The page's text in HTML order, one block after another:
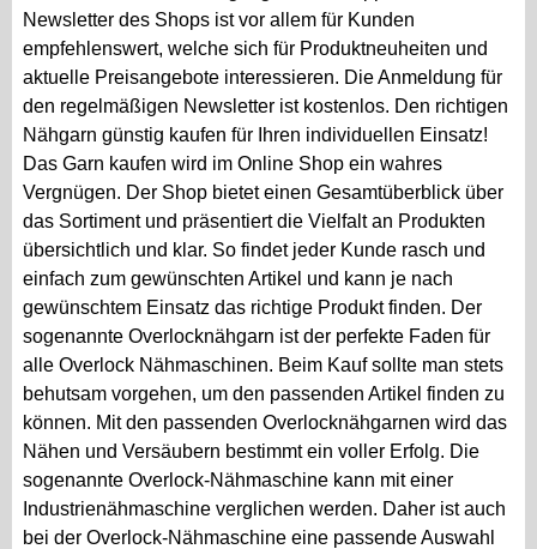
Newsletter des Shops ist vor allem für Kunden
empfehlenswert, welche sich für Produktneuheiten und
aktuelle Preisangebote interessieren. Die Anmeldung für
den regelmäßigen Newsletter ist kostenlos. Den richtigen
Nähgarn günstig kaufen für Ihren individuellen Einsatz!
Das Garn kaufen wird im Online Shop ein wahres
Vergnügen. Der Shop bietet einen Gesamtüberblick über
das Sortiment und präsentiert die Vielfalt an Produkten
übersichtlich und klar. So findet jeder Kunde rasch und
einfach zum gewünschten Artikel und kann je nach
gewünschtem Einsatz das richtige Produkt finden. Der
sogenannte Overlocknähgarn ist der perfekte Faden für
alle Overlock Nähmaschinen. Beim Kauf sollte man stets
behutsam vorgehen, um den passenden Artikel finden zu
können. Mit den passenden Overlocknähgarnen wird das
Nähen und Versäubern bestimmt ein voller Erfolg. Die
sogenannte Overlock-Nähmaschine kann mit einer
Industrienähmaschine verglichen werden. Daher ist auch
bei der Overlock-Nähmaschine eine passende Auswahl